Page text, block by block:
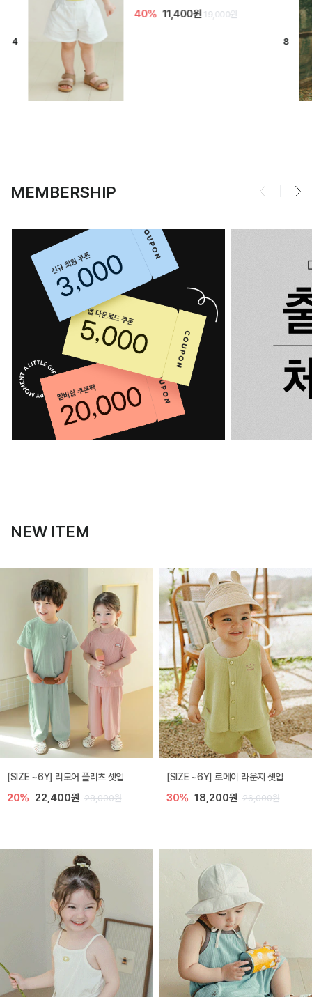
30% 14,000원 20,000원
MEMBERSHIP
NEW ITEM
[SIZE ~6Y] 리모어 플리츠 셋업
20% 22,400원 28,000원
[SIZE ~6Y] 로메이 라운지 셋업
30% 18,200원 26,000원